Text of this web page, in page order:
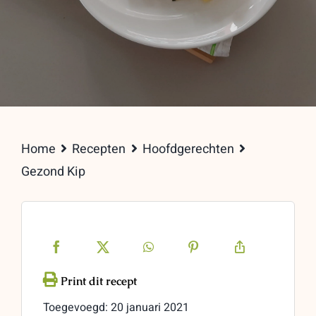
Home Recepten
Hoofdgerechten
Gezond Kip
Toegevoegd: 20 januari 2021